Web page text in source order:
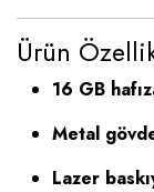
Ürün
16 GB
Metal
Lazer